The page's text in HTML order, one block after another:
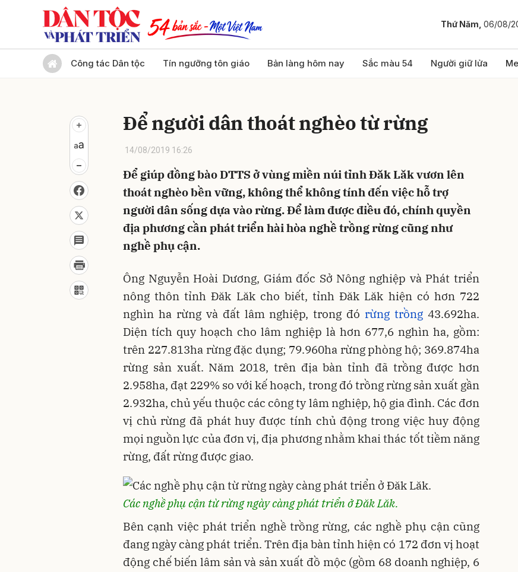
Thứ Năm, 06/08/
Công tác Dân tộc Tín ngưỡng tôn giáo Bản làng hôm nay Sắc màu 54 Người giữ lửa
Để người dân thoát nghèo từ rừng
14/08/2019 16:26
Để giúp đồng bào DTTS ở vùng miền núi tỉnh Đăk Lăk vươn lên
thoát nghèo bền vững, không thể không tính đến việc hỗ trợ
người dân sống dựa vào rừng. Để làm được điều đó, chính quyền
địa phương cần phát triển hài hòa nghề trồng rừng cũng như
nghề phụ cận.
Ông Nguyễn Hoài Dương, Giám đốc Sở Nông nghiệp và Phát triển
nông thôn tỉnh Đăk Lăk cho biết, tỉnh Đăk Lăk hiện có hơn 722
nghìn ha rừng và đất lâm nghiệp, trong đó rừng trồng 43.692ha.
Diện tích quy hoạch cho lâm nghiệp là hơn 677,6 nghìn ha, gồm:
trên 227.813ha rừng đặc dụng; 79.960ha rừng phòng hộ; 369.874ha
rừng sản xuất. Năm 2018, trên địa bàn tỉnh đã trồng được hơn
2.958ha, đạt 229% so với kế hoạch, trong đó trồng rừng sản xuất gần
2.932ha, chủ yếu thuộc các công ty lâm nghiệp, hộ gia đình. Các đơn
vị chủ rừng đã phát huy được tính chủ động trong việc huy động
mọi nguồn lực của đơn vị, địa phương nhằm khai thác tốt tiềm năng
rừng, đất rừng được giao.
Các nghề phụ cận từ rừng ngày càng phát triển ở Đăk Lăk.
Bên cạnh việc phát triển nghề trồng rừng, các nghề phụ cận cũng
đang ngày càng phát triển. Trên địa bàn tỉnh hiện có 172 đơn vị hoạt
động chế biến lâm sản và sản xuất đồ mộc (gồm 68 doanh nghiệp, 6
Gửi bình luận